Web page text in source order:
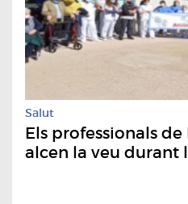
Salut
Els professionals
alcen la veu durant